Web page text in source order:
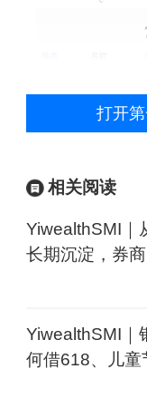
打开
相关阅读
YiwealthSMI｜
长期沉淀，券
YiwealthSMI｜
何借618、儿童